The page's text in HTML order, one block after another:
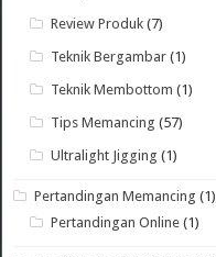
Review Produk (7)
Teknik Bergambar (1)
Teknik Membottom (1)
Tips Memancing (57)
Ultralight Jigging (1)
Pertandingan Memancing (1)
Pertandingan Online (1)